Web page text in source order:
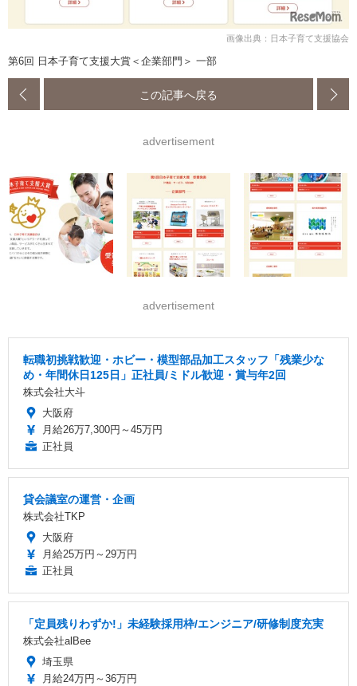
画像出典：日本子育て支援協会
第6回 日本子育て支援大賞＜企業部門＞ 一部
この記事へ戻る
advertisement
advertisement
転職初挑戦歓迎・ホビー・模型部品加工スタッフ「残業少な
め・年間休日125日」正社員/ミドル歓迎・賞与年2回
株式会社大斗
大阪府
月給26万7,300円～45万円
正社員
貸会議室の運営・企画
株式会社TKP
大阪府
月給25万円～29万円
正社員
「定員残りわずか!」未経験採用枠/エンジニア/研修制度充実
株式会社alBee
埼玉県
月給24万円～36万円